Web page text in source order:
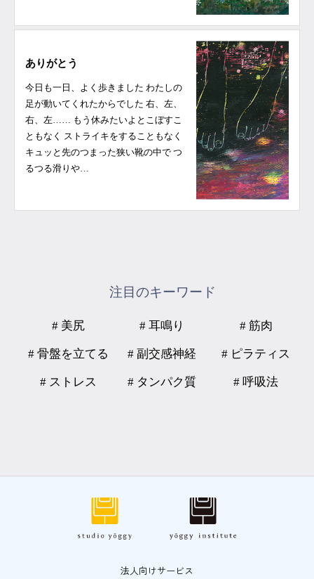
ありがとう
今日も一日、よく歩きました わたしの
足が動いてくれたからでした 右、左、
右、左…… もう休みたいよとこぼすこ
ともなく ストライキをすることもなく
キュッと先のつまった狭い靴の中で つ
るつる滑りや…
注目のキーワード
# 美尻 # 耳鳴り # 筋肉
# 骨盤を立てる # 副交感神経 # ピラティス
# ストレス # タンパク質 # 呼吸法
法人向けサービス